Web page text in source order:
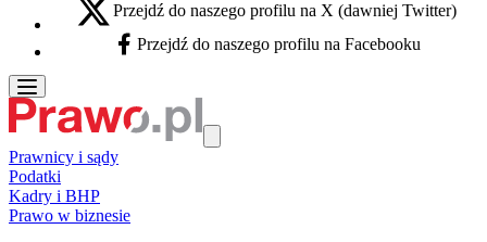
X - otwiera się w nowej karcie
Przejdź do naszego profilu na X (dawniej Twitter)
Facebook - otwiera się w nowej karcie
Przejdź do naszego profilu na Facebooku
Prawnicy i sądy
Podatki
Kadry i BHP
Prawo w biznesie